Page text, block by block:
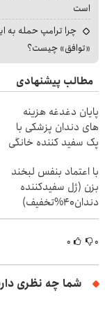
است
چرا ترامپ حمله به
«توافق» چیست؟
مطالب پیشنهادی
پایان دغدغه هزینه
های دندان پزشکی با
پک سفید کننده خانگی
با اعتماد بنفس لبخند
بزن (ژل سفیدکننده
دندان40%تخفیف)
۰ ۰
شما چه نظری